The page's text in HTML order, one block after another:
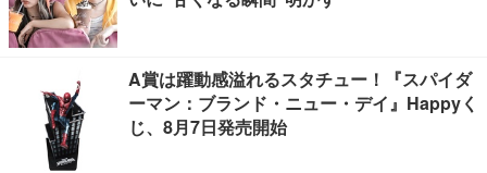
A賞は躍動感溢れるスタチュー！『スパイダ
ーマン：ブランド・ニュー・デイ』Happyく
じ、8月7日発売開始